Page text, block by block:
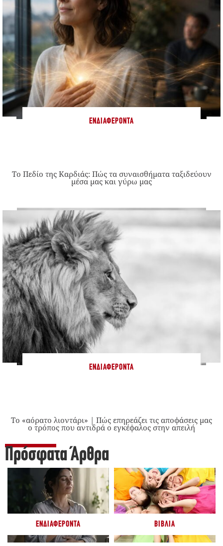
ΕΝΔΙΑΦΈΡΟΝΤΑ
Το Πεδίο της Καρδιάς: Πώς τα συναισθήματα ταξιδεύουν
μέσα μας και γύρω μας
ΕΝΔΙΑΦΈΡΟΝΤΑ
Το «αόρατο λιοντάρι» | Πώς επηρεάζει τις αποφάσεις μας
ο τρόπος που αντιδρά ο εγκέφαλος στην απειλή
Πρόσφατα Άρθρα
ΕΝΔΙΑΦΈΡΟΝΤΑ ΒΙΒΛΊΑ